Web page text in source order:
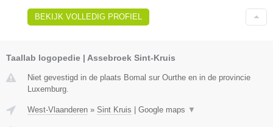
BEKIJK VOLLEDIG PROFIEL
Taallab logopedie | Assebroek Sint-Kruis
Niet gevestigd in de plaats Bomal sur Ourthe en in de provincie
Luxemburg.
West-Vlaanderen » Sint Kruis Google maps ▼